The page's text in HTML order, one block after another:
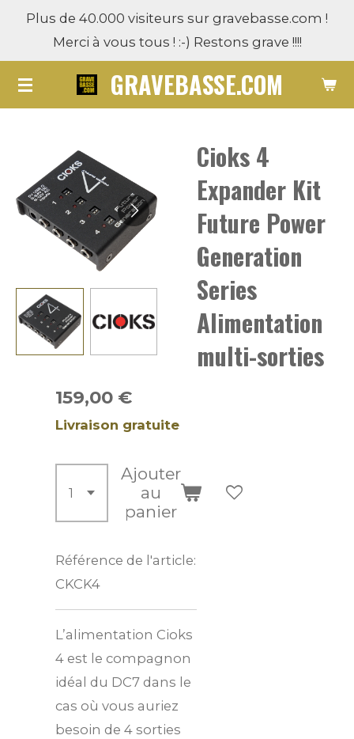
Passer
contenu
principal
GRAVEBASSE.COM
Plus de 40.000 visiteurs sur gravebasse.com !
Merci à vous tous ! :-) Restons grave !!!!
Cioks 4
Expander Kit
Future Power
Generation
Series
Alimentation
multi-sorties
159,00 €
Livraison gratuite
Ajouter
au
panier
Référence de l'article:
CKCK4
L’alimentation Cioks
4 est le compagnon
idéal du DC7 dans le
cas où vous auriez
besoin de 4 sorties